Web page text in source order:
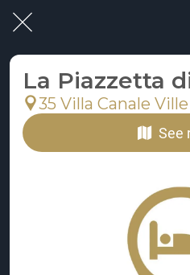
La Piazzetta
35 Villa Canale
See